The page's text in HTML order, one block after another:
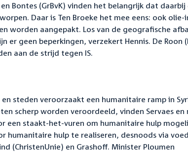
en Bontes (GrBvK) vinden het belangrijk dat
Daar is Ten Broeke het mee eens: ook
worden aangepakt. Los van de geografische
er geen beperkingen, verzekert Hennis. De Roon
aan de strijd tegen IS.
steden veroorzaakt een humanitaire ramp in
scherp worden veroordeeld, vinden Servaes en
een staakt-het-vuren om humanitaire hulp
humanitaire hulp te realiseren, desnoods via
(ChristenUnie) en Grashoff. Minister Ploumen